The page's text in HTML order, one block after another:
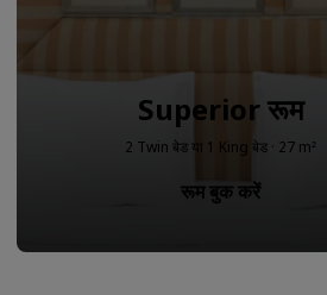
Superior रूम
2 Twin बेड या 1 King बेड · 27 m²
रूम बुक करें